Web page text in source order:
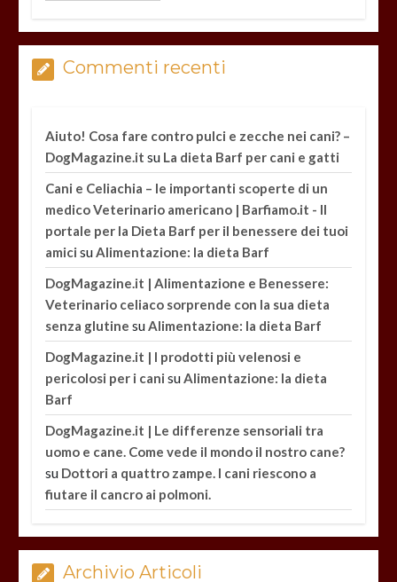
Commenti recenti
Aiuto! Cosa fare contro pulci e zecche nei cani? –
DogMagazine.it su La dieta Barf per cani e gatti
Cani e Celiachia – le importanti scoperte di un
medico Veterinario americano | Barfiamo.it - Il
portale per la Dieta Barf per il benessere dei tuoi
amici suAlimentazione: la dieta Barf
DogMagazine.it | Alimentazione e Benessere:
Veterinario celiaco sorprende con la sua dieta
senza glutine suAlimentazione: la dieta Barf
DogMagazine.it | I prodotti più velenosi e
pericolosi per i cani suAlimentazione: la dieta
Barf
DogMagazine.it | Le differenze sensoriali tra
uomo e cane. Come vede il mondo il nostro cane?
su Dottori a quattro zampe. I cani riescono a
fiutare il cancro ai polmoni.
Archivio Articoli